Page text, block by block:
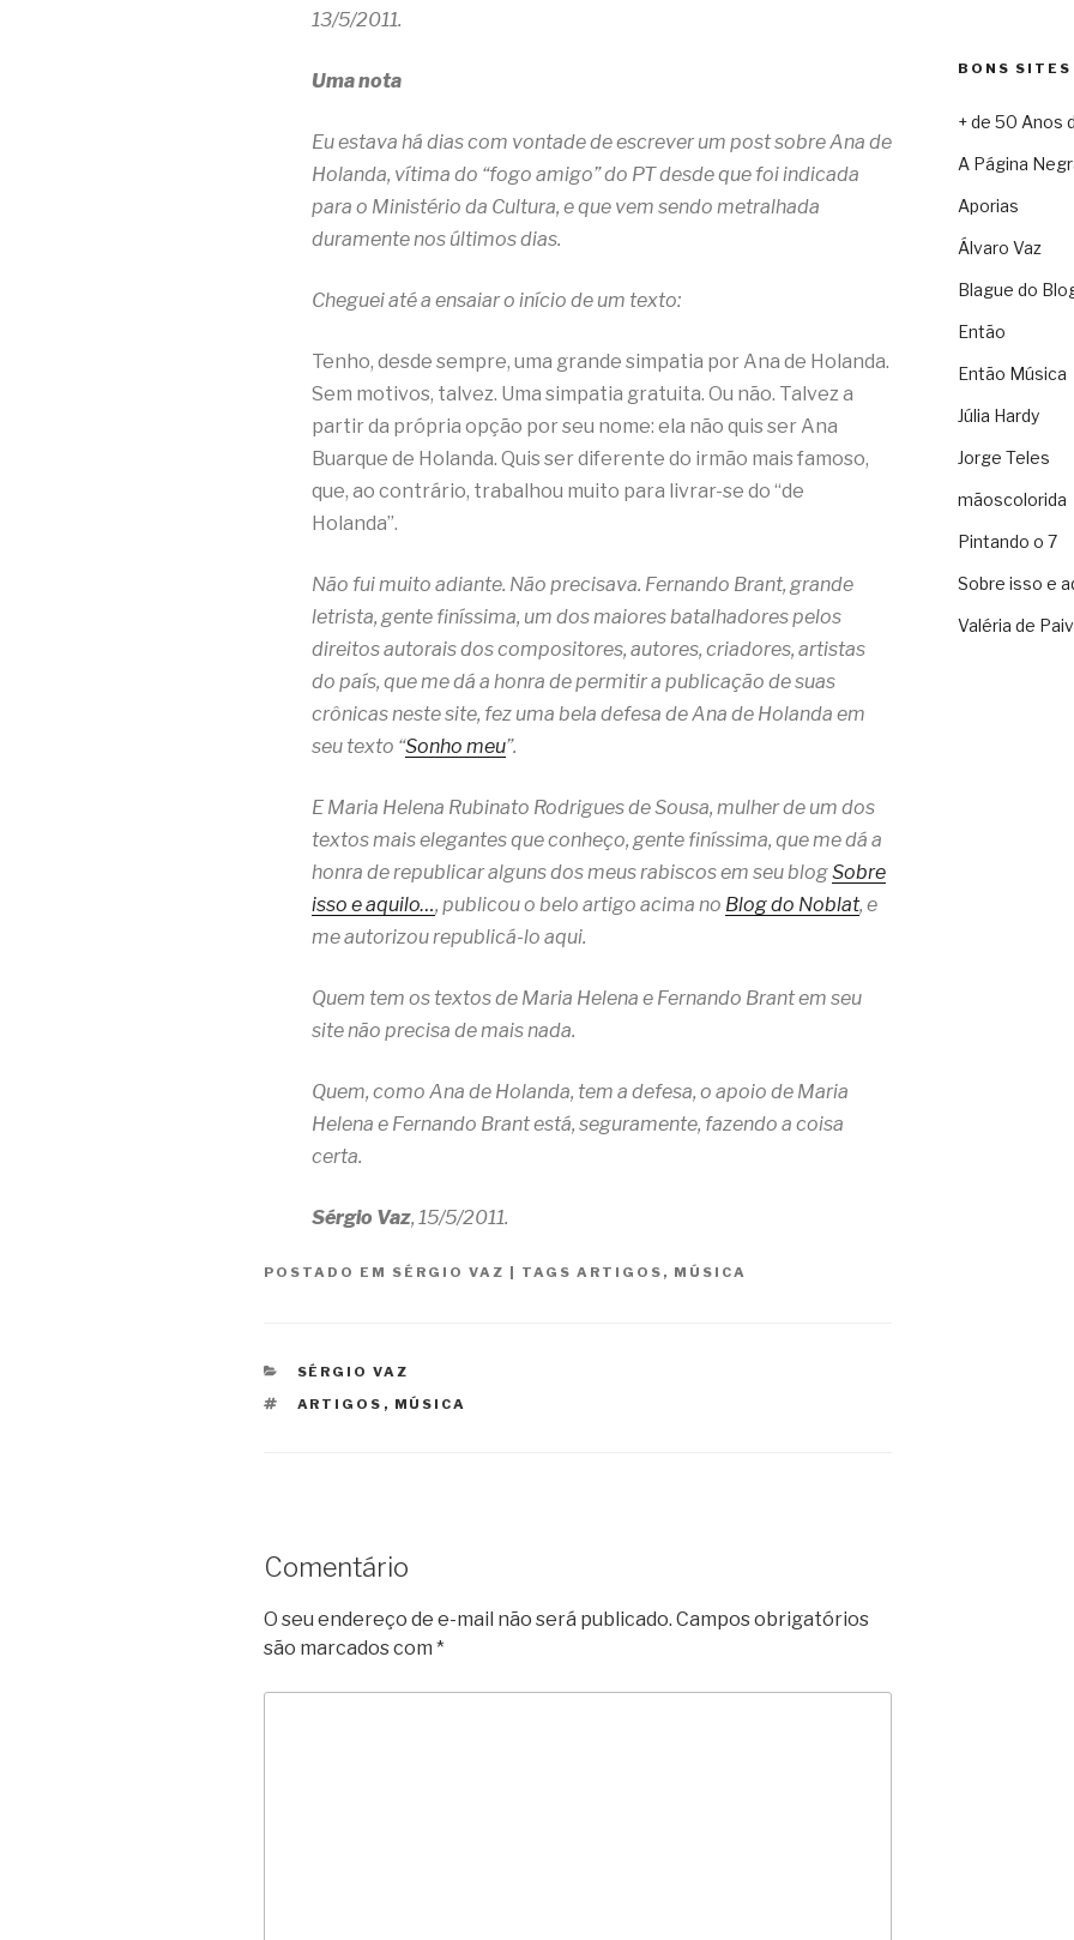
13/5/2011.
Uma nota
Eu estava há dias com vontade de escrever um post sobre Ana de
Holanda, vítima do “fogo amigo” do PT desde que foi indicada
para o Ministério da Cultura, e que vem sendo metralhada
duramente nos últimos dias.
Cheguei até a ensaiar o início de um texto:
Tenho, desde sempre, uma grande simpatia por Ana de Holanda.
Sem motivos, talvez. Uma simpatia gratuita. Ou não. Talvez a
partir da própria opção por seu nome: ela não quis ser Ana
Buarque de Holanda. Quis ser diferente do irmão mais famoso,
que, ao contrário, trabalhou muito para livrar-se do “de
Holanda”.
Não fui muito adiante. Não precisava. Fernando Brant, grande
letrista, gente finíssima, um dos maiores batalhadores pelos
direitos autorais dos compositores, autores, criadores, artistas
do país, que me dá a honra de permitir a publicação de suas
crônicas neste site, fez uma bela defesa de Ana de Holanda em
seu texto “Sonho meu”.
E Maria Helena Rubinato Rodrigues de Sousa, mulher de um dos
textos mais elegantes que conheço, gente finíssima, que me dá a
honra de republicar alguns dos meus rabiscos em seu blogSobre
isso e aquilo…, publicou o belo artigo acima no Blog do Noblat, e
me autorizou republicá-lo aqui.
Quem tem os textos de Maria Helena e Fernando Brant em seu
site não precisa de mais nada.
Quem, como Ana de Holanda, tem a defesa, o apoio de Maria
Helena e Fernando Brant está, seguramente, fazendo a coisa
certa.
Sérgio Vaz, 15/5/2011.
POSTADO EM SÉRGIO VAZ | TAGS ARTIGOS , MÚSICA
CATEGORIAS
SÉRGIO VAZ
TAGS
ARTIGOS , MÚSICA
Comentário
O seu endereço de e-mail não será publicado. Campos obrigatórios
são marcados com *
BONS SITES
+ de 50 Anos
A Página
Aporias
Álvaro Vaz
Blague do
Então
Então Música
Júlia Hardy
Jorge Teles
mãoscolorida
Pintando o 7
Sobre isso e
Valéria de